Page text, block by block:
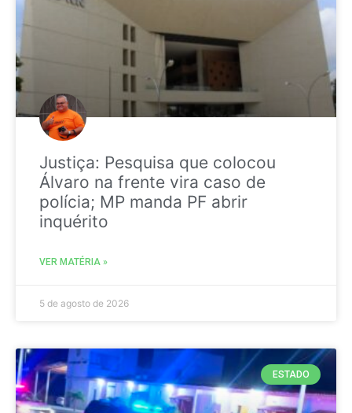
Justiça: Pesquisa que colocou
Álvaro na frente vira caso de
polícia; MP manda PF abrir
inquérito
VER MATÉRIA »
5 de agosto de 2026
ESTADO